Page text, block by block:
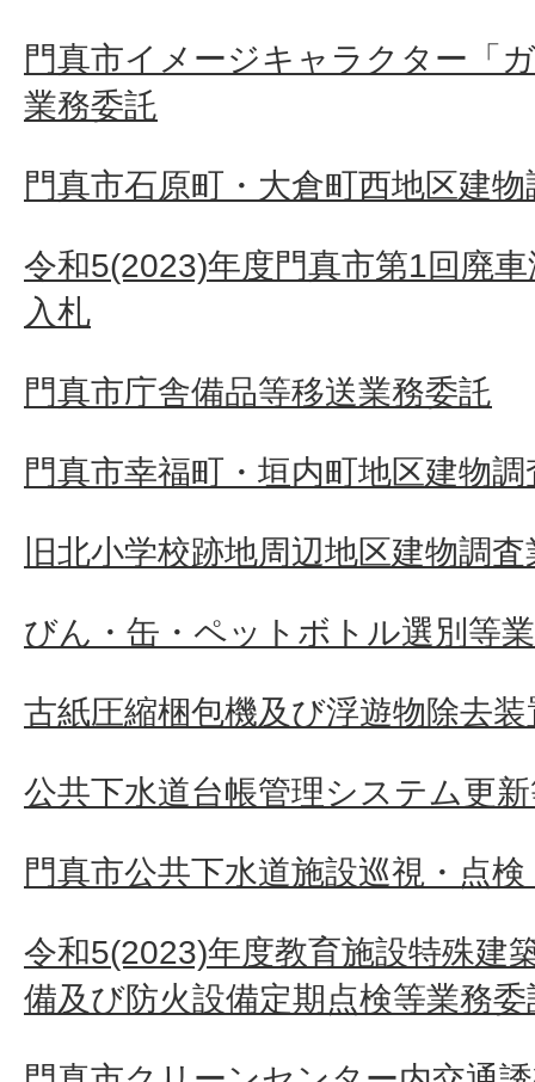
門真市イメージキャラクター「
業務委託
門真市石原町・大倉町西地区建
令和5(2023)年度門真市第1回廃
入札
門真市庁舎備品等移送業務委託
門真市幸福町・垣内町地区建物
旧北小学校跡地周辺地区建物調
びん・缶・ペットボトル選別等
古紙圧縮梱包機及び浮遊物除去
公共下水道台帳管理システム更
門真市公共下水道施設巡視・点
令和5(2023)年度教育施設特殊建
備及び防火設備定期点検等業務委